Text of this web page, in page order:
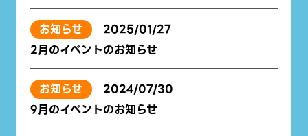
お知らせ
2025/01/27
2月のイベントのお知らせ
お知らせ
2024/07/30
9月のイベントのお知らせ